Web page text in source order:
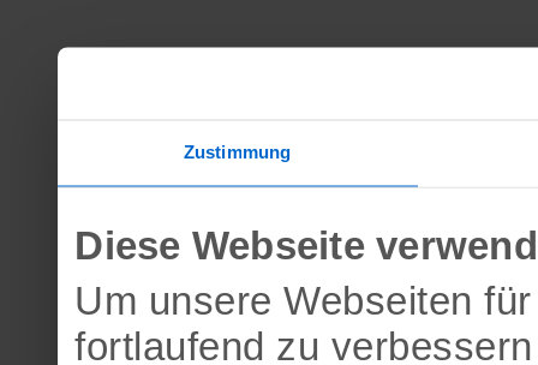
Zustimmung
Diese Webseite
Um unsere Webseiten
fortlaufend zu